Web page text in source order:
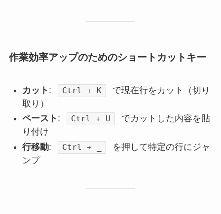
作業効率アップのためのショートカットキー
カット : Ctrl + K
で現在行をカット（切り
取り）
ペースト : Ctrl + U
でカットした内容を貼
り付け
行移動: Ctrl + _
を押して特定の行にジャ
ンプ